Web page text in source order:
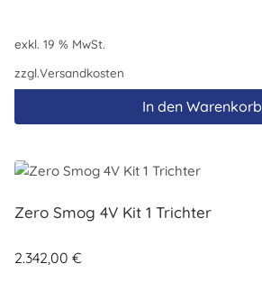
exkl. 19 % MwSt.
zzgl.Versandkosten
In den Warenkorb
Zero Smog 4V Kit 1 Trichter
2.342,00 €